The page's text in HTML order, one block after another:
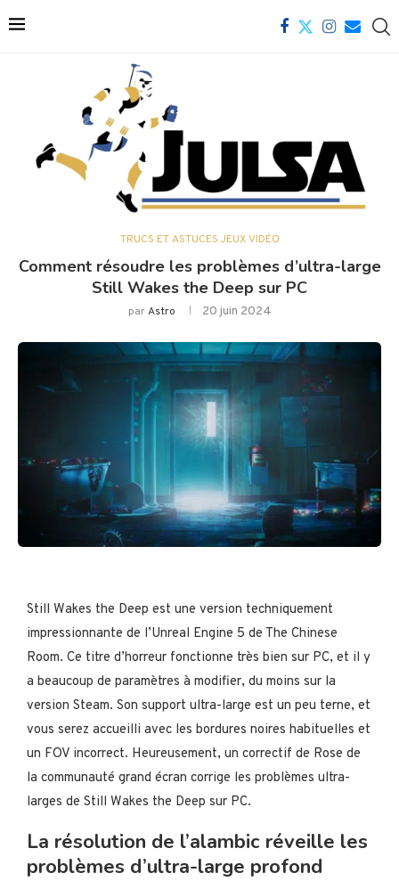
TRUCS ET ASTUCES JEUX VIDÉO
Comment résoudre les problèmes d’ultra-large
Still Wakes the Deep sur PC
parAstro 20 juin 2024
Still Wakes the Deep est une version techniquement
impressionnante de l’Unreal Engine 5 de The Chinese
Room. Ce titre d’horreur fonctionne très bien sur PC, et il y
a beaucoup de paramètres à modifier, du moins sur la
version Steam. Son support ultra-large est un peu terne, et
vous serez accueilli avec les bordures noires habituelles et
un FOV incorrect. Heureusement, un correctif de Rose de
la communauté grand écran corrige les problèmes ultra-
larges de Still Wakes the Deep sur PC.
La résolution de l’alambic réveille les
problèmes d’ultra-large profond